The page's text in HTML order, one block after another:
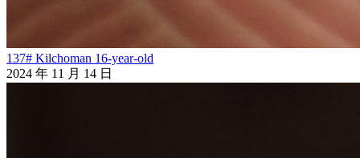
137# Kilchoman 16-year-old
2024 年 11 月 14 日